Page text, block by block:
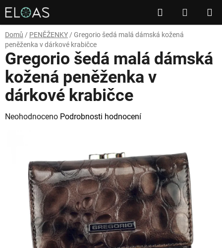
Přejít
na
obsah
Hledat
KOŠÍK
Domů / PENĚŽENKY / Gregorio šedá malá dámská kožená
peněženka v dárkové krabičce
Gregorio šedá malá dámská
kožená peněženka v
dárkové krabičce
Průměrné
hvězdiček.
Neohodnoceno Podrobnosti hodnocení